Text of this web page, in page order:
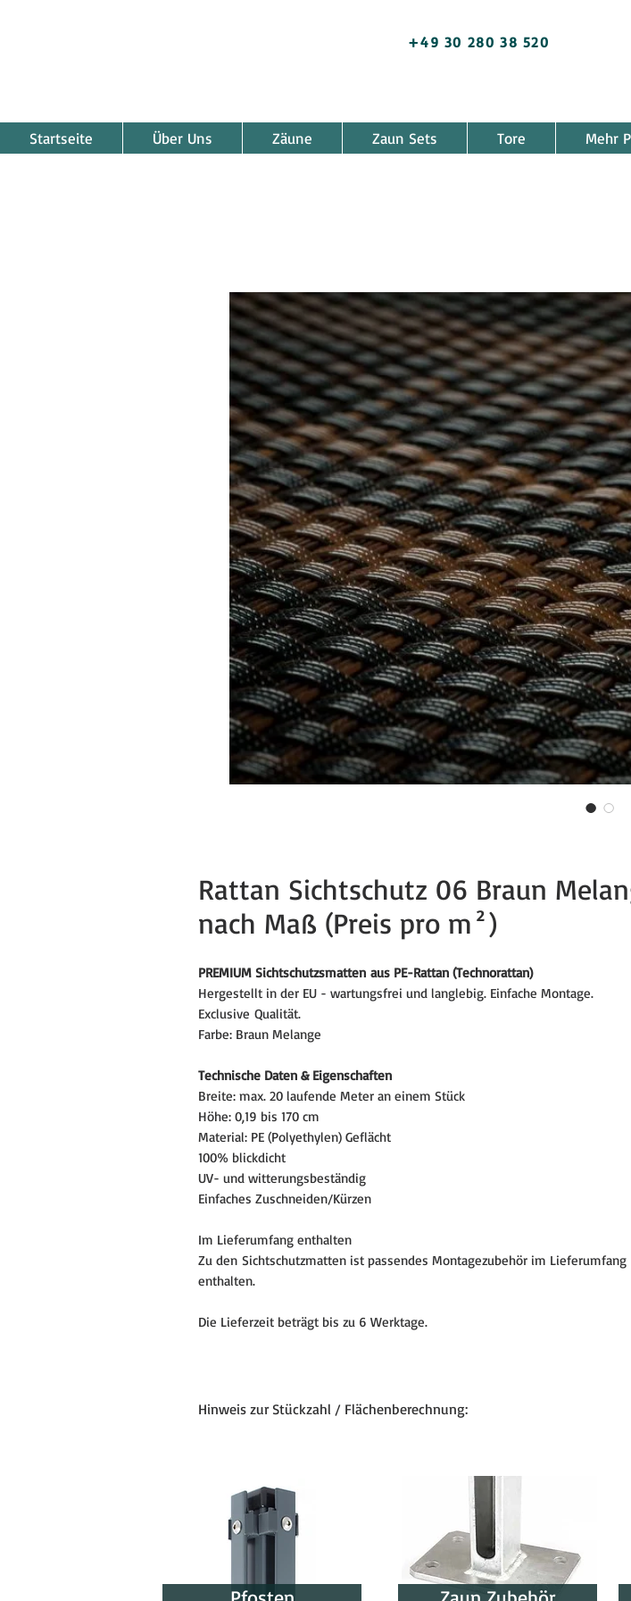
+49 30 280 38 520
Startseite Über Uns Zäune Zaun Sets Tore Mehr
Rattan Sichtschutz 06 Braun
nach Maß (Preis pro m²)
PREMIUM Sichtschutzsmatten aus PE-Rattan (Technorattan)
Hergestellt in der EU - wartungsfrei und langlebig. Einfache Montage.
Exclusive Qualität.
Farbe: Braun Melange
Technische Daten & Eigenschaften
Breite: max. 20 laufende Meter an einem Stück
Höhe: 0,19 bis 170 cm
Material: PE (Polyethylen) Geflächt
100% blickdicht
UV- und witterungsbeständig
Einfaches Zuschneiden/Kürzen
Im Lieferumfang enthalten
Zu den Sichtschutzmatten ist passendes Montagezubehör im Lieferumfang
enthalten.
Die Lieferzeit beträgt bis zu 6 Werktage.
Hinweis zur Stückzahl / Flächenberechnung:
Wir berechnen immer volle Quadratmeter, abzüglich eventueller
Schnittverluste.
1 Stück (1 m² Balkonsichtschutzrolle):
0,9 m hoch × 1 m breit